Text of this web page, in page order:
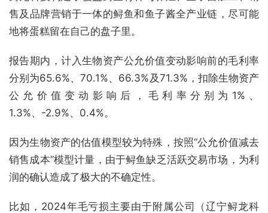
售及品牌营销于一体的鲟鱼和鱼子酱全产业链，尽可能
地将蛋糕留在自己的盘子里。
报告期内，计入生物资产公允价值变动影响前的毛利率
分别为65.6%、70.1%、66.3%及71.3%，扣除生物资产
公允价值变动影响后，毛利率分别为1%、
1.3%、-2.9%、0.4%。
因为生物资产的估值模型较为特殊，按照“公允价值减去
销售成本”模型计量，由于鲟鱼缺乏活跃交易市场，为利
润的确认造成了极大的不确定性。
比如，2024年毛亏损主要由于附属公司（辽宁鲟龙科